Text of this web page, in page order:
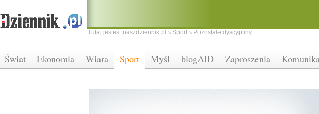
Świat Ekonomia Wiara Sport Myśl blogAID Zaproszenia
Tutaj jesteś: naszdziennik.pl Sport Pozostałe dyscypliny